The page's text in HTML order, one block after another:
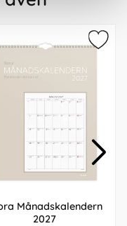
Månadskalendern
2027